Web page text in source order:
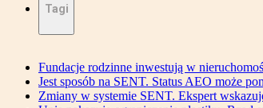
Tagi
Fundacje rodzinne inwestują w
Jest sposób na SENT. Status AEO może
Zmiany w systemie SENT. Ekspert